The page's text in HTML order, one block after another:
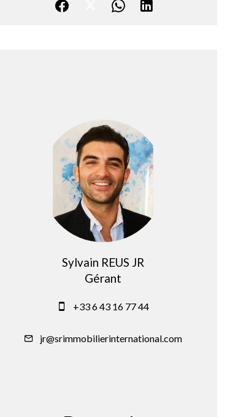
Sylvain REUS JR
Gérant
+33 6 43 16 77 44
jr@srimmobilierinternational.com